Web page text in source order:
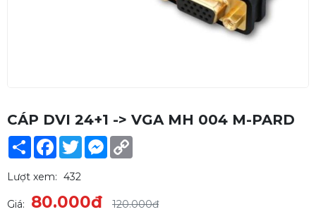
CÁP DVI 24+1 -> VGA MH 004 M-PARD
Share Facebook
TwitterMessenger
Lượt xem: 432
Giá: 80.000đ 120.000đ